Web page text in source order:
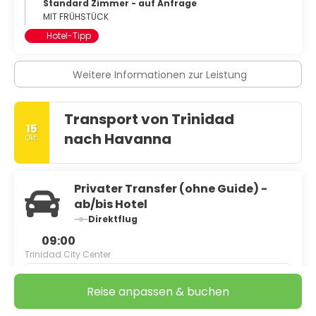
Reise anpassen & buchen
Standard Zimmer - auf Anfrage
MIT FRÜHSTÜCK
Hotel-Tipp
Weitere Informationen zur Leistung
15
Okt.
Transport von Trinidad
nach Havanna
Privater Transfer (ohne Guide) -
ab/bis Hotel
Direktflug
09:00
Trinidad City Center
5h
Havana city